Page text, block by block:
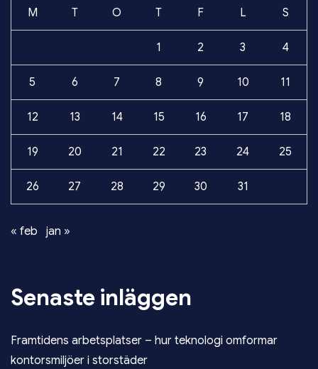
M T O T F L S
1 2 3 4
5 6 7 8 9 10 11
12 13 14 15 16 17 18
19 20 21 22 23 24 25
26 27 28 29 30 31
« feb jan »
Senaste inläggen
Framtidens arbetsplatser – hur teknologi omformar
kontorsmiljöer i storstäder